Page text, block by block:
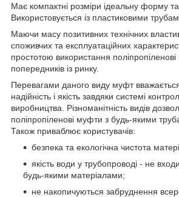
Має компактні розміри ідеальну форму
Використовується із пластиковими
Маючи масу позитивних технічних
споживчих та експлуатаційних
простотою використання
попередників із ринку.
Перевагами даного виду муфт
надійність і якість завдяки системі
виробництва. Різноманітність видів
поліпропіленові муфти з будь-якими
Також приваблює користувачів:
безпека та екологічна чистота
якість води у трубопроводі - не
будь-якими матеріалами;
не накопичуються забруднення